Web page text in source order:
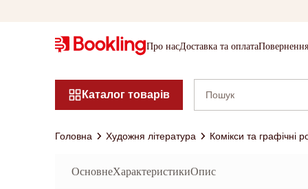
Про насДоставка та оплата
Каталог товарів
Головна Художня література Комікси та графічні
ОсновнеХарактеристикиОпис